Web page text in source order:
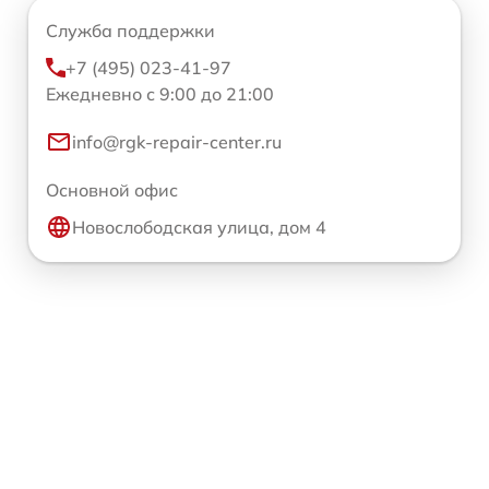
Служба поддержки
+7 (495) 023-41-97
Ежедневно с 9:00 до 21:00
info@rgk-repair-center.ru
Основной офис
Новослободская улица, дом 4